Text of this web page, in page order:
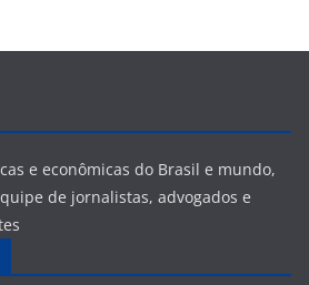
e econômicas do Brasil e mundo,
de jornalistas, advogados e